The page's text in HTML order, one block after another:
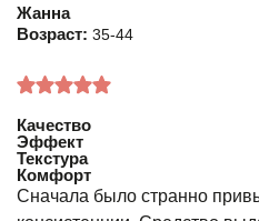
Жанна
Возраст: 35-44
Качество
Эффект
Текстура
Комфорт
Сначала было странно